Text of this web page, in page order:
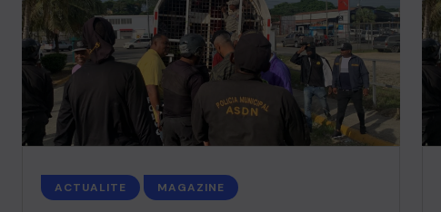
ACTUALITE MAGAZINE